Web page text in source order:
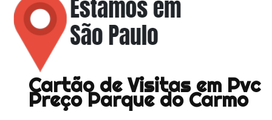
Cartão de Visitas em Pvc
Preço Parque do Carmo